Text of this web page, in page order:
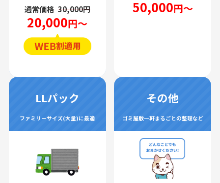
通常価格 30,000円
20,000円～
50,000円～
LLパック
ファミリーサイズ(大量)に最適
その他
ゴミ屋敷一軒まるごとの整理など